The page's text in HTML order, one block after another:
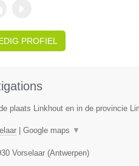
PROFIEL
plaats Linkhout en in de provincie
| Google maps ▼
Vorselaar(Antwerpen)